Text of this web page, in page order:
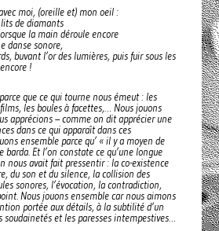
moi, (oreille et) mon oeil :
de diamants
la main déroule encore
danse sonore,
buvant l’or des lumières, puis fuir sous les
!
que ce qui tourne nous émeut : les
les boules à facettes,… Nous jouons
apprécions – comme on dit apprécier une
dans ce qui apparaît dans ces
ensemble parce qu’ « il y a moyen de
barda. Et l’on constate ce qu’une longue
nous avait fait pressentir : la co-existence
du son et du silence, la collision des
sonores, l’évocation, la contradiction,
Nous jouons ensemble car nous aimons
portée aux détails, à la subtilité d’un
et les paresses intempestives…